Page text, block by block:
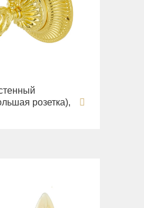
розетка),